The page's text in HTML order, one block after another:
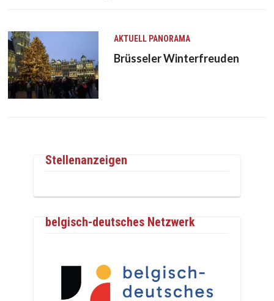
AKTUELL PANORAMA
Brüsseler Winterfreuden
Stellenanzeigen
belgisch-deutsches Netzwerk